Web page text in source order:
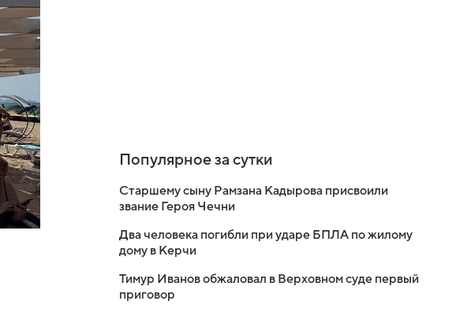
Популярное за сутки
Старшему сыну Рамзана Кадырова присвоили
звание Героя Чечни
Два человека погибли при ударе БПЛА по жилому
дому в Керчи
Тимур Иванов обжаловал в Верховном суде первый
приговор